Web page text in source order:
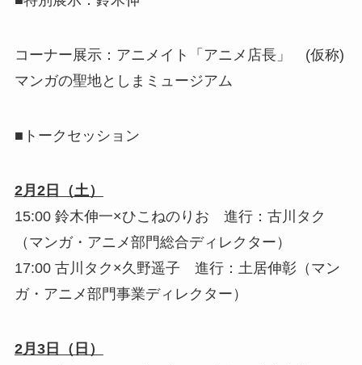
コーナー展示：アニメイト「アニメ店長」 (仮称)
マンガの聖地としまミュージアム
■トークセッション
2月2日（土）
15:00 鈴木伸一×ひこねのりお 進行：古川タク
（マンガ・アニメ部門総合ディレクター）
17:00 古川タク×久野遥子 進行：土居伸彰（マン
ガ・アニメ部門事業ディレクター）
2月3日（日）